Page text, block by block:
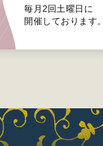
毎月2回土曜日に
開催しております。